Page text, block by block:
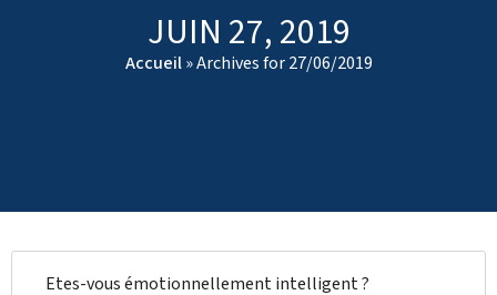
JUIN 27, 2019
Accueil»Archives for 27/06/2019
Etes-vous émotionnellement intelligent ?